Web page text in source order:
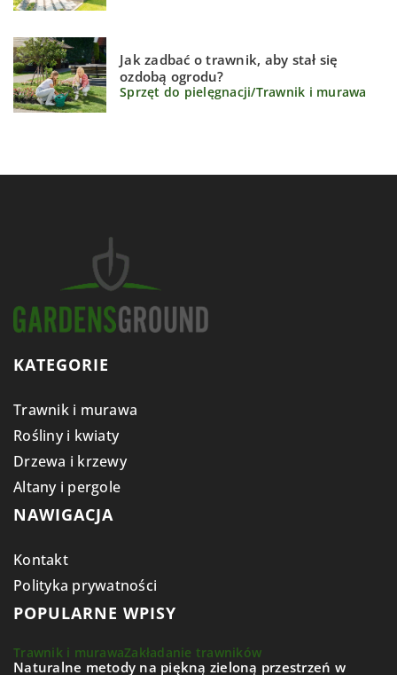
Jak zadbać o trawnik, aby stał się
ozdobą ogrodu?
Sprzęt do pielęgnacji/Trawnik i murawa
KATEGORIE
Trawnik i murawa
Rośliny i kwiaty
Drzewa i krzewy
Altany i pergole
NAWIGACJA
Kontakt
Polityka prywatności
POPULARNE WPISY
Trawnik i murawaZakładanie trawników
Naturalne metody na piękną zieloną przestrzeń w